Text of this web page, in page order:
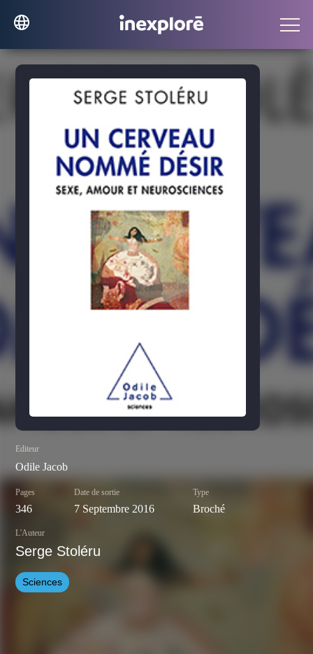
Editeur
Odile Jacob
Pages
346
Date de sortie
7 Septembre 2016
Type
Broché
L'Auteur
Serge Stoléru
Sciences